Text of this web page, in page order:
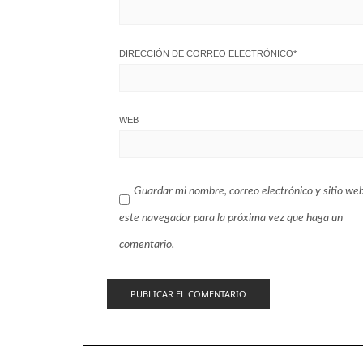
DIRECCIÓN DE CORREO ELECTRÓNICO*
WEB
Guardar mi nombre, correo electrónico y sitio
este navegador para la próxima vez que haga un
comentario.